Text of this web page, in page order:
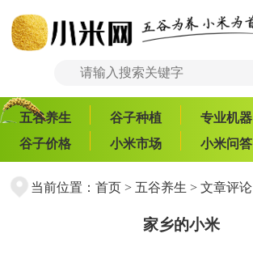
五谷养生 谷子种植 专业机器
谷子价格
小米市场 小米问答
当前位置： 首页> 五谷养生 > 文章评论
家乡的小米